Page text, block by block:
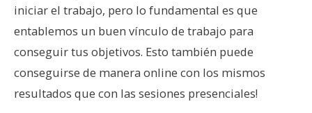
iniciar el trabajo, pero lo fundamental es que
entablemos un buen vínculo de trabajo para
conseguir tus objetivos. Esto también puede
conseguirse de manera online con los mismos
resultados que con las sesiones presenciales!